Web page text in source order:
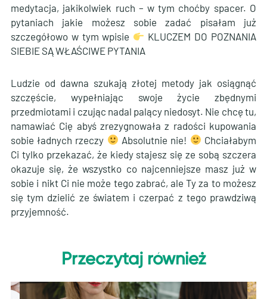
medytacja, jakikolwiek ruch – w tym choćby spacer. O
pytaniach jakie możesz sobie zadać pisałam już
szczegółowo w tym wpisie
KLUCZEM DO POZNANIA
SIEBIE SĄ WŁAŚCIWE PYTANIA
Ludzie od dawna szukają złotej metody jak osiągnąć
szczęście, wypełniając swoje życie zbędnymi
przedmiotami i czując nadal palący niedosyt. Nie chcę tu,
namawiać Cię abyś zrezygnowała z radości kupowania
sobie ładnych rzeczy
Absolutnie nie!
Chciałabym
Ci tylko przekazać, że kiedy stajesz się ze sobą szczera
okazuje się, że wszystko co najcenniejsze masz już w
sobie i nikt Ci nie może tego zabrać, ale Ty za to możesz
się tym dzielić ze światem i czerpać z tego prawdziwą
przyjemność.
Przeczytaj również